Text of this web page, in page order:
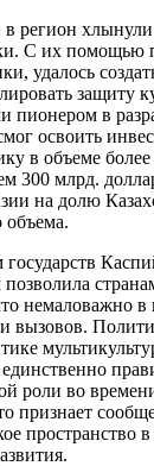
в регион
С их помощью
удалось
защиту
пионером в
освоить
в объеме
300 млрд.
на долю
объема.
немаловажно в
вызовов.
роли во
признает
пространство